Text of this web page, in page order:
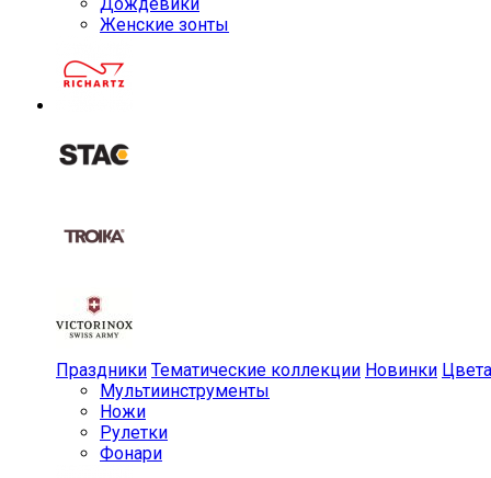
Женские зонты
Праздники Тематические коллекции Новинки Цвета
Мульти­инструменты
Ножи
Рулетки
Фонари